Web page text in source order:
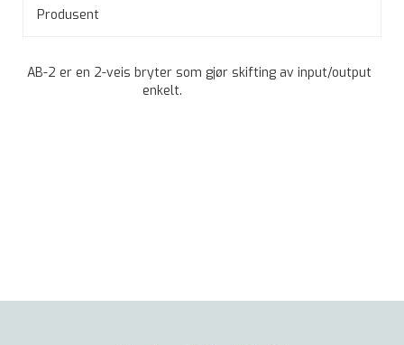
Produsent
AB-2 er en 2-veis bryter som gjør skifting av input/output
enkelt.